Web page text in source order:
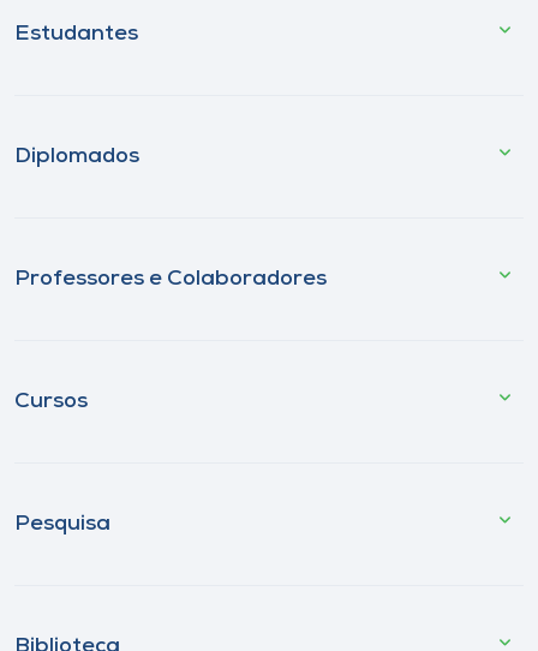
Estudantes
Diplomados
Professores e Colaboradores
Cursos
Pesquisa